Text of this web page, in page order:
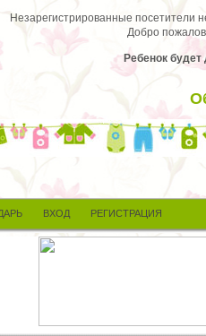
Незарегистрированные посетители
Добро
Ребенок будет
ВХОД РЕГИСТРАЦИЯ